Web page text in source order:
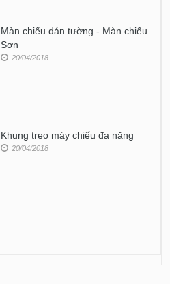
Màn chiếu dán tường - Màn chiếu
Sơn
20/04/2018
Khung treo máy chiếu đa năng
20/04/2018